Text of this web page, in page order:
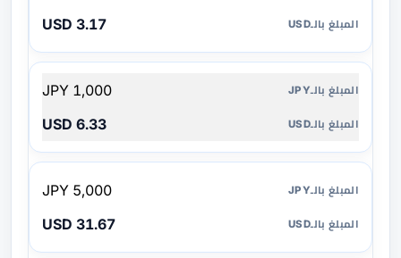
3.17 USD
1,000 JPY
6.33 USD
5,000 JPY
31.67 USD